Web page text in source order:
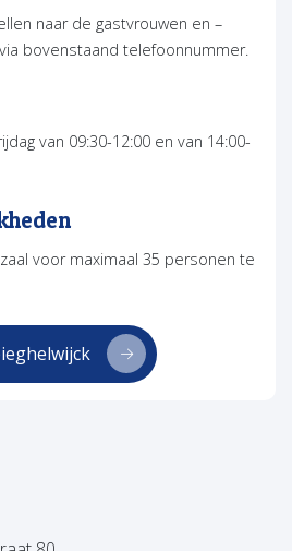
naar de gastvrouwen en –
bovenstaand telefoonnummer.
van 09:30-12:00 en van 14:00-
voor maximaal 35 personen te